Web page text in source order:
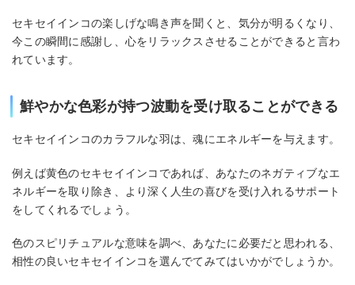
セキセイインコの楽しげな鳴き声を聞くと、気分が明るくなり、
今この瞬間に感謝し、心をリラックスさせることができると言わ
れています。
鮮やかな色彩が持つ波動を受け取ることができる
セキセイインコのカラフルな羽は、魂にエネルギーを与えます。
例えば黄色のセキセイインコであれば、あなたのネガティブなエ
ネルギーを取り除き、より深く人生の喜びを受け入れるサポート
をしてくれるでしょう。
色のスピリチュアルな意味を調べ、あなたに必要だと思われる、
相性の良いセキセイインコを選んでてみてはいかがでしょうか。